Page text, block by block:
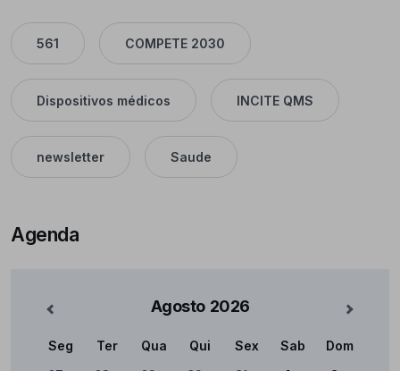
561 COMPETE 2030
Dispositivos médicos INCITE QMS
newsletter Saude
Agenda
Agosto 2026 Mês
Calendário
Seg Ter Qua Qui Sex Sab Dom